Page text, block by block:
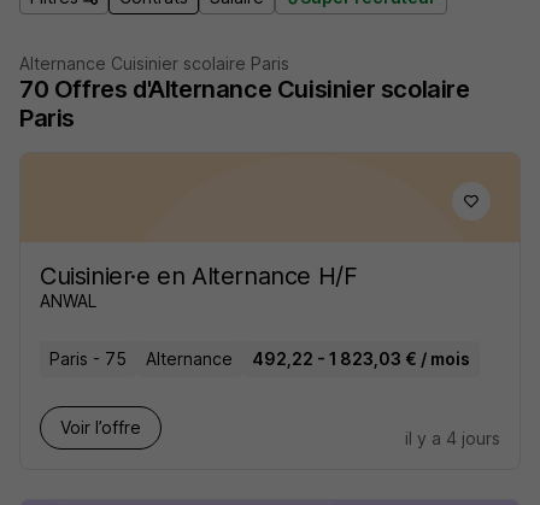
Alternance Cuisinier scolaire Paris
70 Offres d'Alternance Cuisinier scolaire
Paris
Cuisinier·e en Alternance H/F
ANWAL
Paris - 75 Alternance 492,22 - 1 823,03 € / mois
Voir l’offre
il y a 4 jours